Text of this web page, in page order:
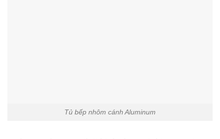
Tủ bếp nhôm cánh Aluminum